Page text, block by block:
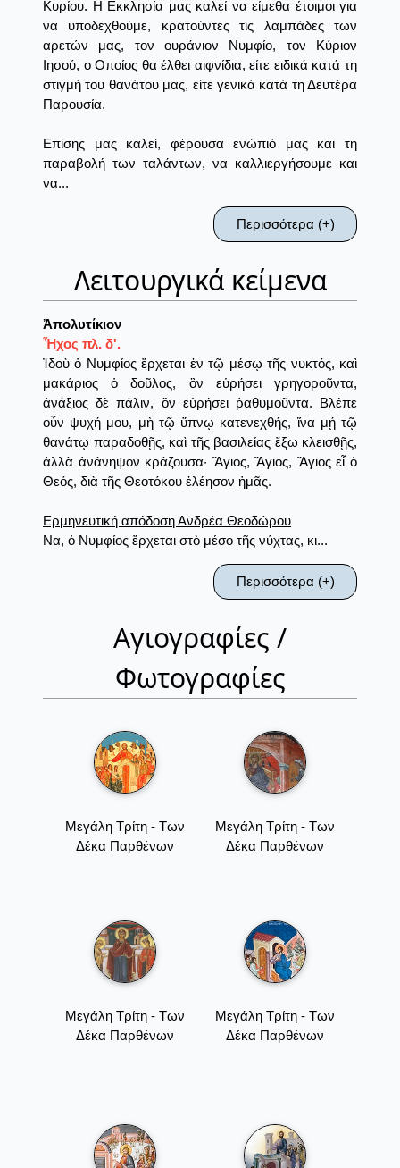
Κυρίου. Η Εκκλησία μας καλεί να είμεθα έτοιμοι για
να υποδεχθούμε, κρατούντες τις λαμπάδες των
αρετών μας, τον ουράνιον Νυμφίο, τον Κύριον
Ιησού, ο Οποίος θα έλθει αιφνίδια, είτε ειδικά κατά τη
στιγμή του θανάτου μας, είτε γενικά κατά τη Δευτέρα
Παρουσία.
Επίσης μας καλεί, φέρουσα ενώπιό μας και τη
παραβολή των ταλάντων, να καλλιεργήσουμε και
να...
Περισσότερα (+)
Λειτουργικά κείμενα
Ἀπολυτίκιον
Ἦχος πλ. δ'.
Ἰδοὺ ὁ Νυμφίος ἔρχεται ἐν τῷ μέσῳ τῆς νυκτός, καὶ
μακάριος ὁ δοῦλος, ὃν εὑρήσει γρηγοροῦντα,
ἀνάξιος δὲ πάλιν, ὃν εὑρήσει ῥαθυμοῦντα. Βλέπε
οὖν ψυχή μου, μὴ τῷ ὕπνῳ κατενεχθής, ἵνα μῄ τῷ
θανάτῳ παραδοθῇς, καὶ τῆς βασιλείας ἔξω κλεισθῇς,
ἀλλὰ ἀνάνηψον κράζουσα· Ἅγιος, Ἅγιος, Ἅγιος εἶ ὁ
Θεός, διὰ τῆς Θεοτόκου ἐλέησον ἡμᾶς.
Ερμηνευτική απόδοση Ανδρέα Θεοδώρου
Να, ὁ Νυμφίος ἔρχεται στὸ μέσο τῆς νύχτας, κι...
Περισσότερα (+)
Αγιογραφίες /
Φωτογραφίες
Μεγάλη Τρίτη - Των
Δέκα Παρθένων
Μεγάλη Τρίτη - Των
Δέκα Παρθένων
Μεγάλη Τρίτη - Των
Δέκα Παρθένων
Μεγάλη Τρίτη - Των
Δέκα Παρθένων